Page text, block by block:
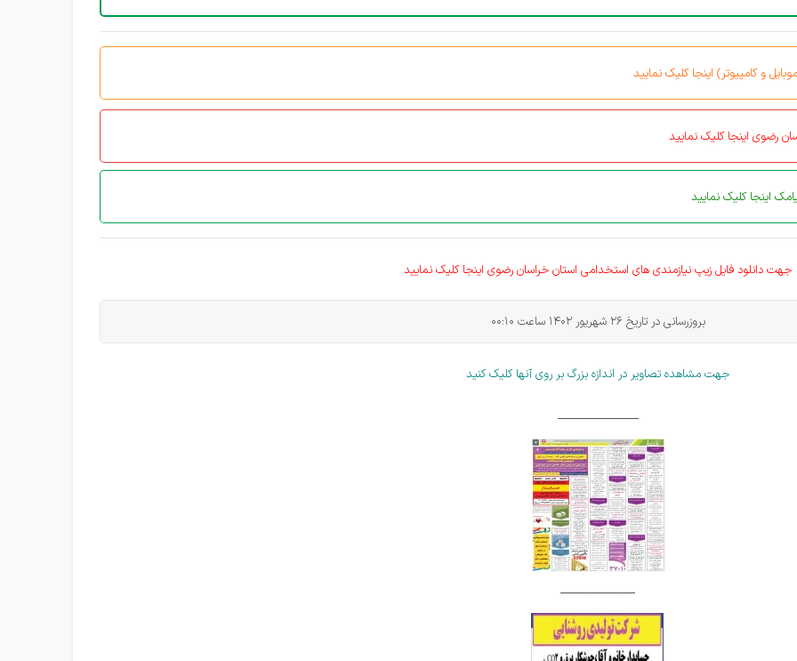
و کامپیوتر) اینجا کلیک نمایید
رضوی اینجا کلیک نمایید
اینجا کلیک نمایید
جهت دانلود فایل زیپ نیازمندی های استخدامی استان خراسان رضوی اینجا کلیک نمایید
بروزرسانی در تاریخ 26 شهریور 1402 ساعت 00:10
جهت مشاهده تصاویر در اندازه بزرگ بر روی آنها کلیک کنید
_____________
____________